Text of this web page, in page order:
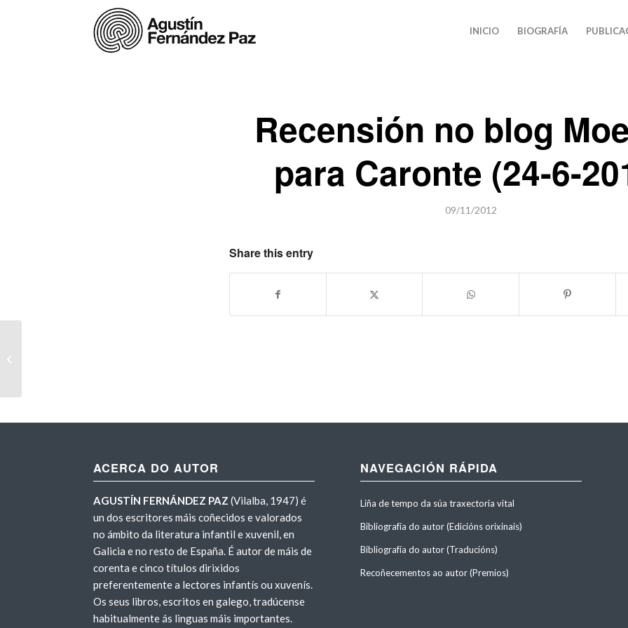
INICIO BIOGRAFÍA
Recensión no blog
para Caronte (24-6-
09/11/2012
Share this entry
ACERCA DO AUTOR
AGUSTÍN FERNÁNDEZ PAZ (Vilalba, 1947) é
un dos escritores máis coñecidos e valorados
no ámbito da literatura infantil e xuvenil, en
Galicia e no resto de España. É autor de máis de
corenta e cinco títulos dirixidos
preferentemente a lectores infantís ou xuvenís.
Os seus libros, escritos en galego, tradúcense
habitualmente ás linguas máis importantes.
NAVEGACIÓN RÁPIDA
Liña de tempo da súa traxectoria vital
Bibliografía do autor (Edicións orixinais)
Bibliografía do autor (Traducións)
Recoñecementos ao autor (Premios)